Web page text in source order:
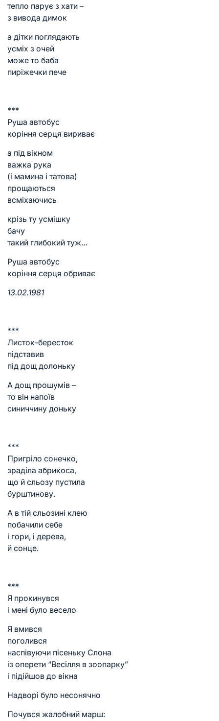
тепло парує з хати –
з вивода димок
а дітки поглядають
усміх з очей
може то баба
пиріжечки пече
***
Руша автобус
коріння серця вириває
а під вікном
важка рука
(і мамина і татова)
прощаються
всміхаючись
крізь ту усмішку
бачу
такий глибокий туж…
Руша автобус
коріння серця обриває
13.02.1981
***
Листок-бересток
підставив
під дощ долоньку
А дощ прошумів –
то він напоїв
синиччину доньку
***
Пригріло сонечко,
зраділа абрикоса,
що й сльозу пустила
бурштинову.
А в тій сльозині клею
побачили себе
і гори, і дерева,
й сонце.
***
Я прокинувся
і мені було весело
Я вмився
поголився
наспівуючи пісеньку Слона
із оперети “Весілля в зоопарку”
і підійшов до вікна
Надворі було несонячно
Почувся жалобний марш: